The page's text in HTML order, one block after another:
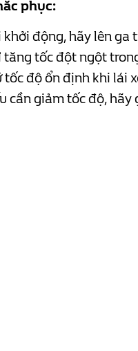
phục:
khởi động, hãy lên ga
tăng tốc đột ngột
tốc độ ổn định khi lái
cần giảm tốc độ,